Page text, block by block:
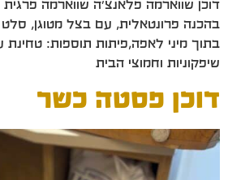
דוכן שווארמה פלאנצ'ה שווארמה
בהכנה פרונטאלית, עם בצל מטוגן, סלט
בתוך מיני לאפה,פיתות תוספות:
שיפקוניות וחמוצי הבית
דוכן פסטה כשר